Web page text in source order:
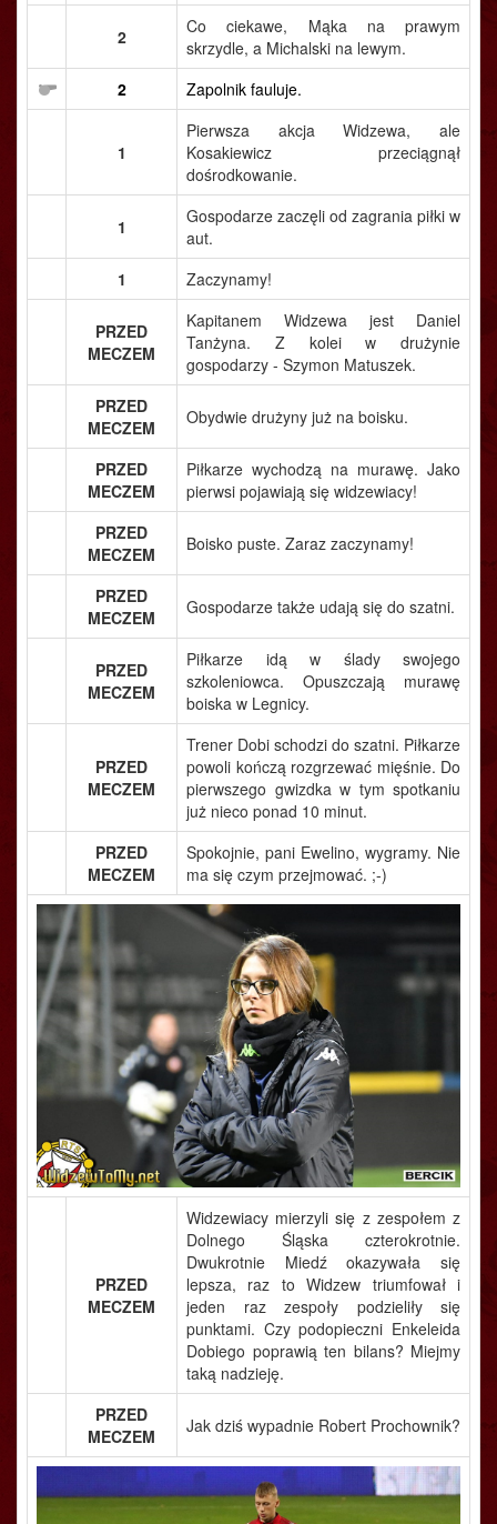
2
Co ciekawe, Mąka na prawym
skrzydle, a Michalski na lewym.
2
Zapolnik fauluje.
1
Pierwsza akcja Widzewa, ale
Kosakiewicz przeciągnął
dośrodkowanie.
1
Gospodarze zaczęli od zagrania piłki w
aut.
1
Zaczynamy!
PRZED
MECZEM
Kapitanem Widzewa jest Daniel
Tanżyna. Z kolei w drużynie
gospodarzy - Szymon Matuszek.
PRZED
MECZEM
Obydwie drużyny już na boisku.
PRZED
MECZEM
Piłkarze wychodzą na murawę. Jako
pierwsi pojawiają się widzewiacy!
PRZED
MECZEM
Boisko puste. Zaraz zaczynamy!
PRZED
MECZEM
Gospodarze także udają się do szatni.
PRZED
MECZEM
Piłkarze idą w ślady swojego
szkoleniowca. Opuszczają murawę
boiska w Legnicy.
PRZED
MECZEM
Trener Dobi schodzi do szatni. Piłkarze
powoli kończą rozgrzewać mięśnie. Do
pierwszego gwizdka w tym spotkaniu
już nieco ponad 10 minut.
PRZED
MECZEM
Spokojnie, pani Ewelino, wygramy. Nie
ma się czym przejmować. ;-)
PRZED
MECZEM
Widzewiacy mierzyli się z zespołem z
Dolnego Śląska czterokrotnie.
Dwukrotnie Miedź okazywała się
lepsza, raz to Widzew triumfował i
jeden raz zespoły podzieliły się
punktami. Czy podopieczni Enkeleida
Dobiego poprawią ten bilans? Miejmy
taką nadzieję.
PRZED
MECZEM
Jak dziś wypadnie Robert Prochownik?